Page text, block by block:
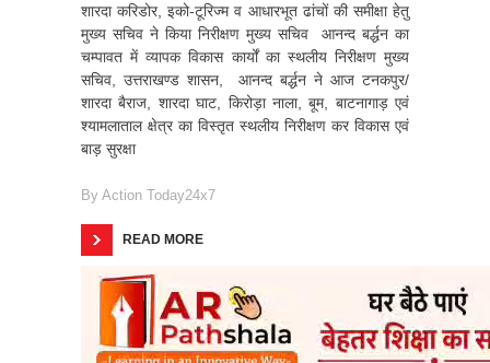
शारदा करिडोर, इको-टूरिज्म व आधारभूत ढांचों की समीक्षा हेतु
मुख्य सचिव ने किया निरीक्षण मुख्य सचिव आनन्द बर्द्धन का
चम्पावत में व्यापक विकास कार्यों का स्थलीय निरीक्षण मुख्य
सचिव, उत्तराखण्ड शासन, आनन्द बर्द्धन ने आज टनकपुर/
शारदा बैराज, शारदा घाट, किरोड़ा नाला, बूम, बाटनागाड़ एवं
श्यामलाताल क्षेत्र का विस्तृत स्थलीय निरीक्षण कर विकास एवं
बाड़ सुरक्षा
By Action Today24x7
READ MORE
2 3 › »